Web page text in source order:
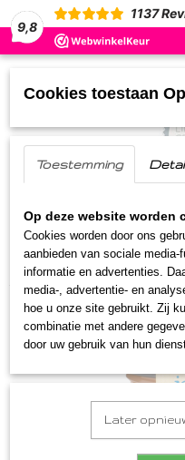
9,8
1137
Home >
Cookies toestaan
Toestemming
Op deze website worden
Cookies worden door ons
aanbieden van sociale
informatie en advertenties.
media-, advertentie- en
hoe u onze site gebruikt. Zij
combinatie met andere
door uw gebruik van hun
Later